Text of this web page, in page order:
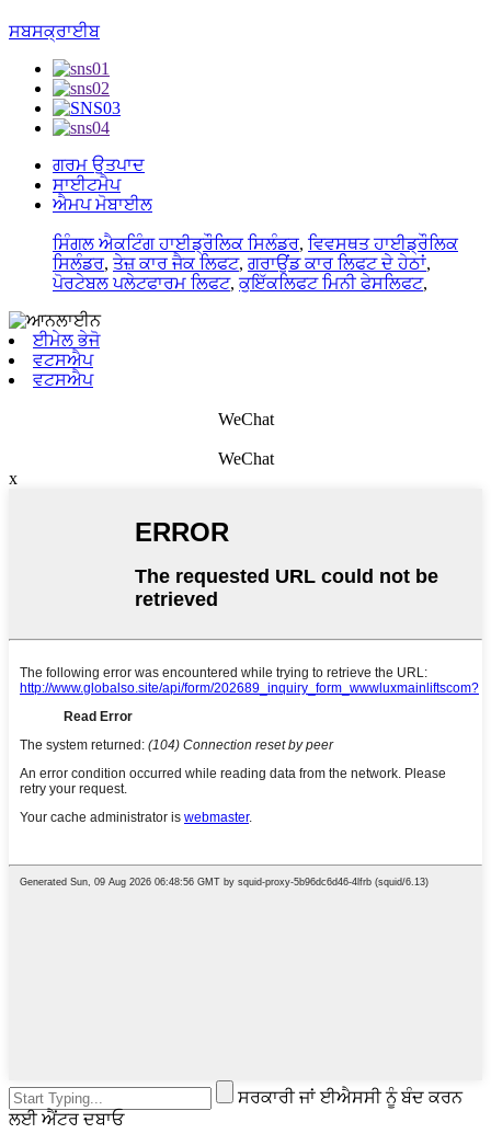
ਸਬਸਕ੍ਰਾਈਬ
ਗਰਮ ਉਤਪਾਦ
ਸਾਈਟਮੈਪ
ਐਮਪ ਮੋਬਾਈਲ
ਸਿੰਗਲ ਐਕਟਿੰਗ ਹਾਈਡ੍ਰੌਲਿਕ ਸਿਲੰਡਰ, ਵਿਵਸਥਤ ਹਾਈਡ੍ਰੌਲਿਕ
ਸਿਲੰਡਰ, ਤੇਜ਼ ਕਾਰ ਜੈਕ ਲਿਫਟ, ਗਰਾਉਂਡ ਕਾਰ ਲਿਫਟ ਦੇ ਹੇਠਾਂ,
ਪੋਰਟੇਬਲ ਪਲੇਟਫਾਰਮ ਲਿਫਟ,ਕੁਇੱਕਲਿਫਟ ਮਿਨੀ ਫੇਸਲਿਫਟ,
ਈਮੇਲ ਭੇਜੋ
ਵਟਸਐਪ
ਵਟਸਐਪ
WeChat
WeChat
x
ਸਰਕਾਰੀ ਜਾਂ ਈਐਸਸੀ ਨੂੰ ਬੰਦ ਕਰਨ
ਲਈ ਐਂਟਰ ਦਬਾਓ